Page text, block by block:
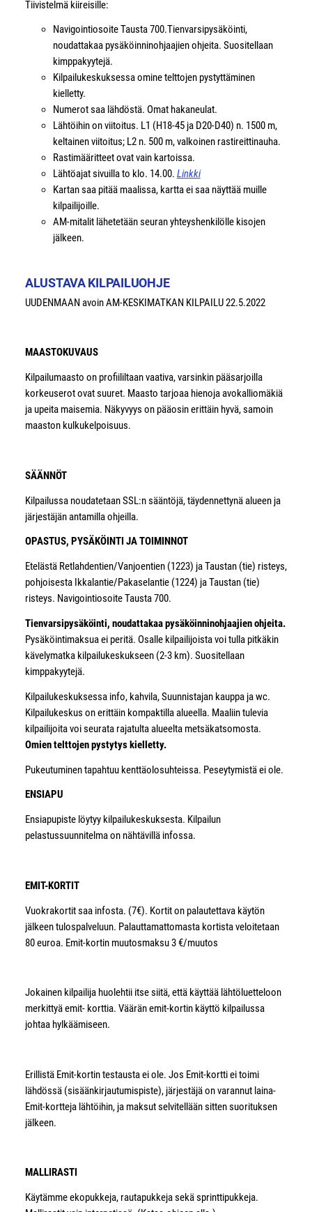
Tiivistelmä kiireisille:
Navigointiosoite Tausta 700.Tienvarsipysäköinti,
noudattakaa pysäköinninohjaajien ohjeita. Suositellaan
kimppakyytejä.
Kilpailukeskuksessa omine telttojen pystyttäminen
kielletty.
Numerot saa lähdöstä. Omat hakaneulat.
Lähtöihin on viitoitus. L1 (H18-45 ja D20-D40) n. 1500 m,
keltainen viitoitus; L2 n. 500 m, valkoinen rastireittinauha.
Rastimääritteet ovat vain kartoissa.
Lähtöajat sivuilla to klo. 14.00. Linkki
Kartan saa pitää maalissa, kartta ei saa näyttää muille
kilpailijoille.
AM-mitalit lähetetään seuran yhteyshenkilölle kisojen
jälkeen.
ALUSTAVA KILPAILUOHJE
UUDENMAAN avoin AM-KESKIMATKAN KILPAILU 22.5.2022
MAASTOKUVAUS
Kilpailumaasto on profiililtaan vaativa, varsinkin pääsarjoilla
korkeuserot ovat suuret. Maasto tarjoaa hienoja avokalliomäkiä
ja upeita maisemia. Näkyvyys on pääosin erittäin hyvä, samoin
maaston kulkukelpoisuus.
SÄÄNNÖT
Kilpailussa noudatetaan SSL:n sääntöjä, täydennettynä alueen ja
järjestäjän antamilla ohjeilla.
OPASTUS, PYSÄKÖINTI JA TOIMINNOT
Etelästä Retlahdentien/Vanjoentien (1223) ja Taustan (tie) risteys,
pohjoisesta Ikkalantie/Pakaselantie (1224) ja Taustan (tie)
risteys. Navigointiosoite Tausta 700.
Tienvarsipysäköinti, noudattakaa pysäköinninohjaajien ohjeita.
Pysäköintimaksua ei peritä. Osalle kilpailijoista voi tulla pitkäkin
kävelymatka kilpailukeskukseen (2-3 km). Suositellaan
kimppakyytejä.
Kilpailukeskuksessa info, kahvila, Suunnistajan kauppa ja wc.
Kilpailukeskus on erittäin kompaktilla alueella. Maaliin tulevia
kilpailijoita voi seurata rajatulta alueelta metsäkatsomosta.
Omien telttojen pystytys kielletty.
Pukeutuminen tapahtuu kenttäolosuhteissa. Peseytymistä ei ole.
ENSIAPU
Ensiapupiste löytyy kilpailukeskuksesta. Kilpailun
pelastussuunnitelma on nähtävillä infossa.
EMIT-KORTIT
Vuokrakortit saa infosta. (7€). Kortit on palautettava käytön
jälkeen tulospalveluun. Palauttamattomasta kortista veloitetaan
80 euroa. Emit-kortin muutosmaksu 3 €/muutos
Jokainen kilpailija huolehtii itse siitä, että käyttää lähtöluetteloon
merkittyä emit- korttia. Väärän emit-kortin käyttö kilpailussa
johtaa hylkäämiseen.
Erillistä Emit-kortin testausta ei ole. Jos Emit-kortti ei toimi
lähdössä (sisäänkirjautumispiste), järjestäjä on varannut laina-
Emit-kortteja lähtöihin, ja maksut selvitellään sitten suorituksen
jälkeen.
MALLIRASTI
Käytämme ekopukkeja, rautapukkeja sekä sprinttipukkeja.